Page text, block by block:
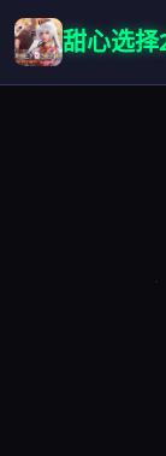
甜心选择